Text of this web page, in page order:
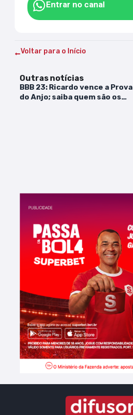
Entrar no canal
Voltar para o Início
Outras notícias
BBB 23: Ricardo vence a Prova
do Anjo; saiba quem são os